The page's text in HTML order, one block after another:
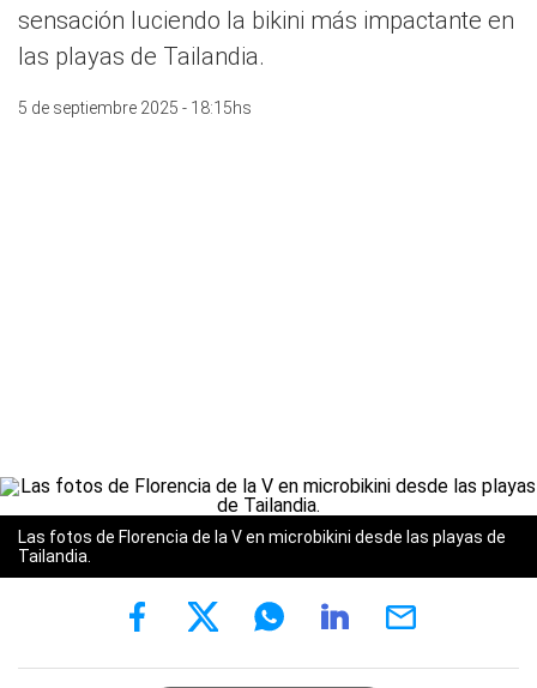
sensación luciendo la bikini más impactante en
las playas de Tailandia.
5 de septiembre 2025 - 18:15hs
Las fotos de Florencia de la V en microbikini desde las playas de
Tailandia.